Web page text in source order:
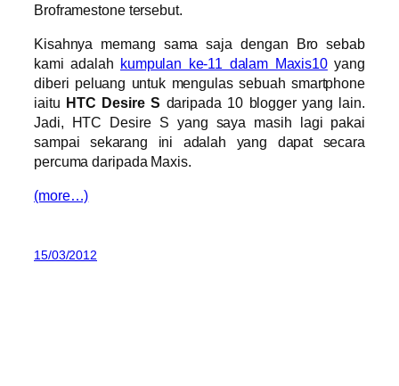
Broframestone tersebut.
Kisahnya memang sama saja dengan Bro sebab
kami adalah kumpulan ke-11 dalam Maxis10yang
diberi peluang untuk mengulas sebuah smartphone
iaitu HTC Desire S daripada 10 blogger yang lain.
Jadi, HTC Desire S yang saya masih lagi pakai
sampai sekarang ini adalah yang dapat secara
percuma daripada Maxis.
(more…)
15/03/2012